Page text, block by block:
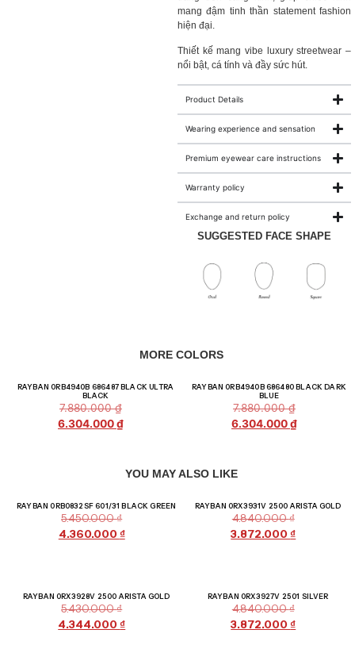
mang đậm tinh thần statement fashion
hiện đại.
Thiết kế mang vibe luxury streetwear –
nổi bật, cá tính và đầy sức hút.
Product Details
Wearing experience and sensation
Premium eyewear care instructions
Warranty policy
Exchange and return policy
SUGGESTED FACE SHAPE
MORE COLORS
RAYBAN 0RB4940B 686487 BLACK ULTRA
BLACK
7.880.000₫
6.304.000₫
RAYBAN 0RB4940B 686480 BLACK DARK
BLUE
7.880.000₫
6.304.000₫
YOU MAY ALSO LIKE
RAYBAN 0RB0832SF 601/31 BLACK GREEN
5.450.000₫
4.360.000 ₫
RAYBAN 0RX3931V 2500 ARISTA GOLD
4.840.000₫
3.872.000₫
RAYBAN 0RX3928V 2500 ARISTA GOLD
5.430.000₫
4.344.000₫
RAYBAN 0RX3927V 2501 SILVER
4.840.000₫
3.872.000₫